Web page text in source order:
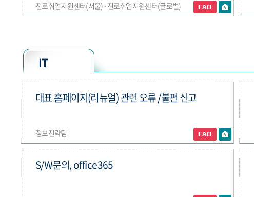
진로취업지원센터(서울) ∙ 진로취업지원센터(글로벌)
IT
정보전략팀
대표 홈페이지(리뉴얼) 관련 오류 /불편 신고
S/W문의, office365